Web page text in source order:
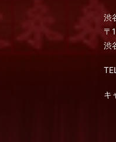
渋
〒
渋
キ